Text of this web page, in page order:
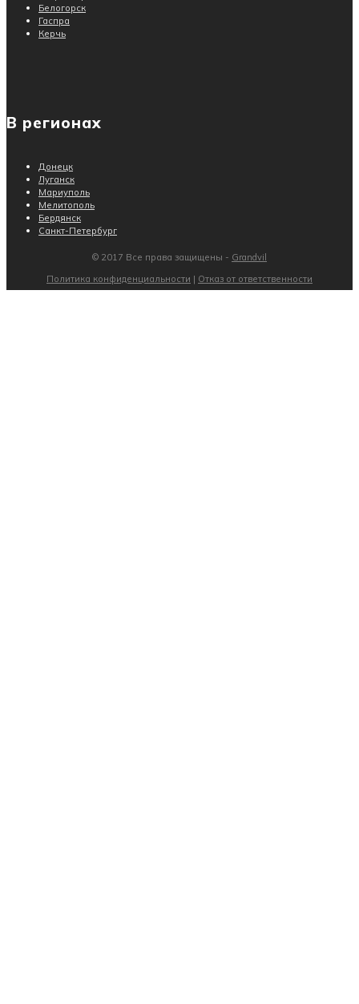
Белогорск
Гаспра
Керчь
В регионах
Донецк
Луганск
Мариуполь
Мелитополь
Бердянск
Санкт-Петербург
© 2017 Все права защищены - Grandvil
Политика конфиденциальности | Отказ от ответственности